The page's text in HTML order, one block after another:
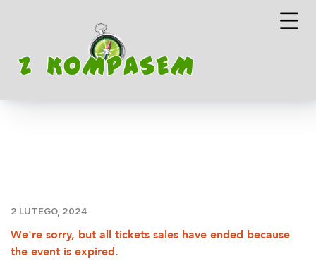
2 LUTEGO, 2024
We're sorry, but all tickets sales have ended because
the event is expired.